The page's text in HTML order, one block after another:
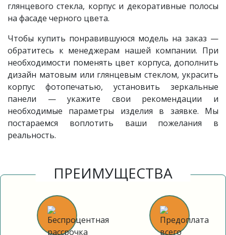
глянцевого стекла, корпус и декоративные полосы
на фасаде черного цвета.
Чтобы купить понравившуюся модель на заказ —
обратитесь к менеджерам нашей компании. При
необходимости поменять цвет корпуса, дополнить
дизайн матовым или глянцевым стеклом, украсить
корпус фотопечатью, установить зеркальные
панели — укажите свои рекомендации и
необходимые параметры изделия в заявке. Мы
постараемся воплотить ваши пожелания в
реальность.
ПРЕИМУЩЕСТВА